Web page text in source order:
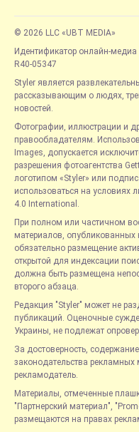
© 2026 LLC «UBT MEDIA»
Идентификатор онлайн-медиа
R40-05347
Styler является
рассказывающим о людях,
новостей.
Фотографии, иллюстрации и
правообладателям.
Images, допускается
разрешения фотоагентства
логотипом «Styler» или
использоваться на условиях
4.0 International.
При полном или частичном
материалов, опубликованных
обязательно размещение
открытой для индексации
должна быть размещена
второго абзаца.
Редакция "Styler" может не
публикаций. Оценочные
Украины, не подлежат
За достоверность,
законодательства рекламных
рекламодатель.
Материалы, отмеченные
"Партнерский материал",
размещаются на правах